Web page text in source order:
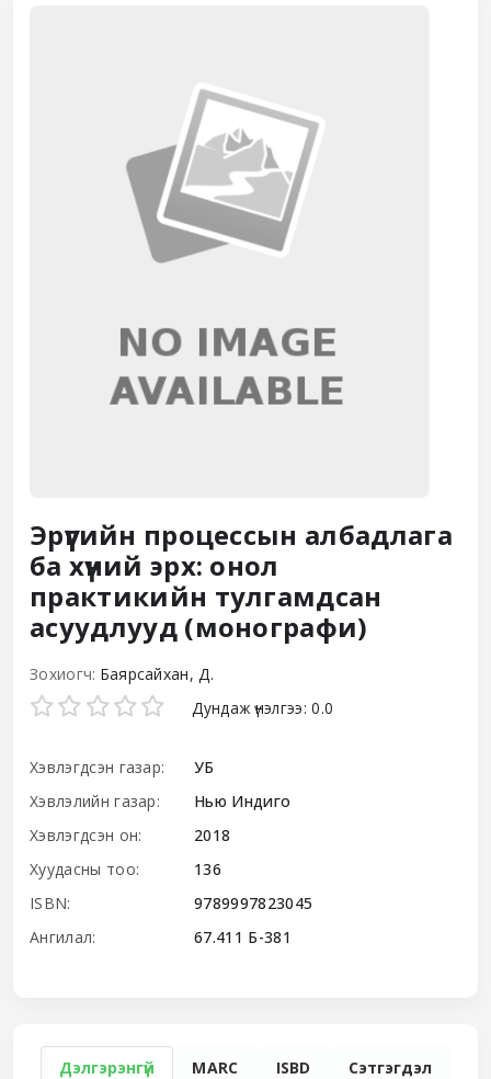
Эрүүгийн процессын албадлага
ба хүний эрх: онол
практикийн тулгамдсан
асуудлууд (монографи)
Зохиогч: Баярсайхан, Д.
Star ratings Дундаж үнэлгээ: 0.0
Хэвлэгдсэн газар:
УБ
Хэвлэлийн газар:
Нью Индиго
Хэвлэгдсэн он:
2018
Хуудасны тоо:
136
ISBN:
9789997823045
Ангилал:
67.411 Б-381
Дэлгэрэнгүй MARC ISBD Сэтгэгдэл